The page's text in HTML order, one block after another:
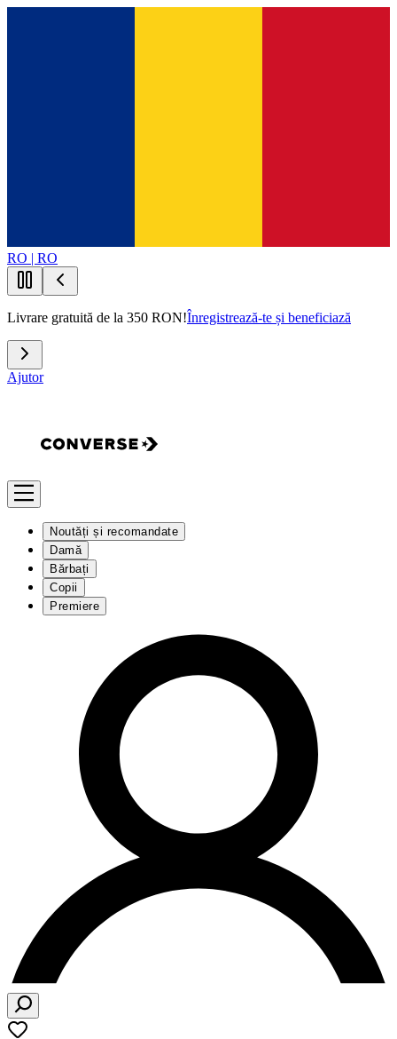
RO | RO
Livrare gratuită de la 350 RON!Înregistrează-te și beneficiază
Ajutor
Noutăți și recomandate
Damă
Bărbați
Copii
Premiere